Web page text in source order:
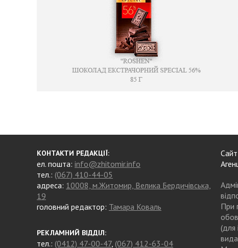
КОНТАКТИ РЕДАКЦІЇ:
ел. пошта: info@zhitomir.info
тел.: (067) 410-44-05
адреса: 10008, м.Житомир, Велика Бердичівська,
19
головний редактор: Тамара Коваль
РЕКЛАМНИЙ ВІДДІЛ:
тел.: (0412) 47-00-47, (067) 412-63-04
При
(для